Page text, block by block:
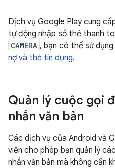
Dịch vụ Google Play cung
tự động nhập số thẻ thanh
CAMERA , bạn có thể sử
nợ và thẻ tín dụng.
Quản lý cuộc gọi
nhắn văn bản
Các dịch vụ của Android và
viện cho phép bạn quản lý
nhắn văn bản mà không cần